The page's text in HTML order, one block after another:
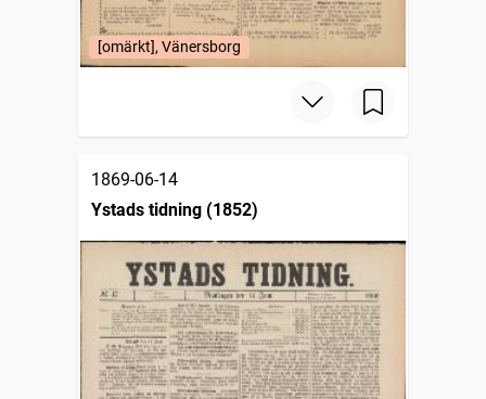
[omärkt], Vänersborg
1869-06-14
Ystads tidning (1852)